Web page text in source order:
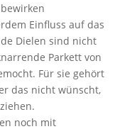
Einfluss auf das
Dielen sind nicht
Parkett von
Für sie gehört
das nicht wünscht,
noch mit